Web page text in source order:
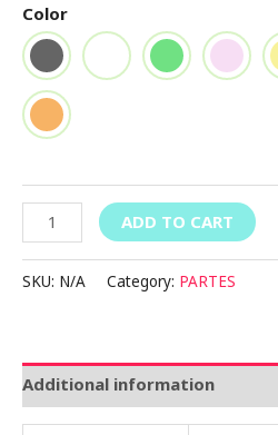
Color
ADD TO CART
SKU: N/A Category: PARTES
Additional information